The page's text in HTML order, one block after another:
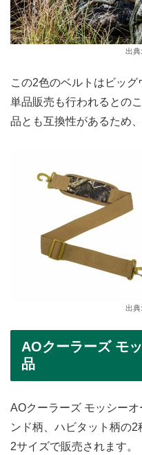
出典:
この2色のベルトはビッ
単品販売も行われるとの
品とも互換性があるため
出典:
AOクーラーズ モ
品
AOクーラーズ モッシー
ンド柄、ハビタット柄の
2サイズで販売されます。